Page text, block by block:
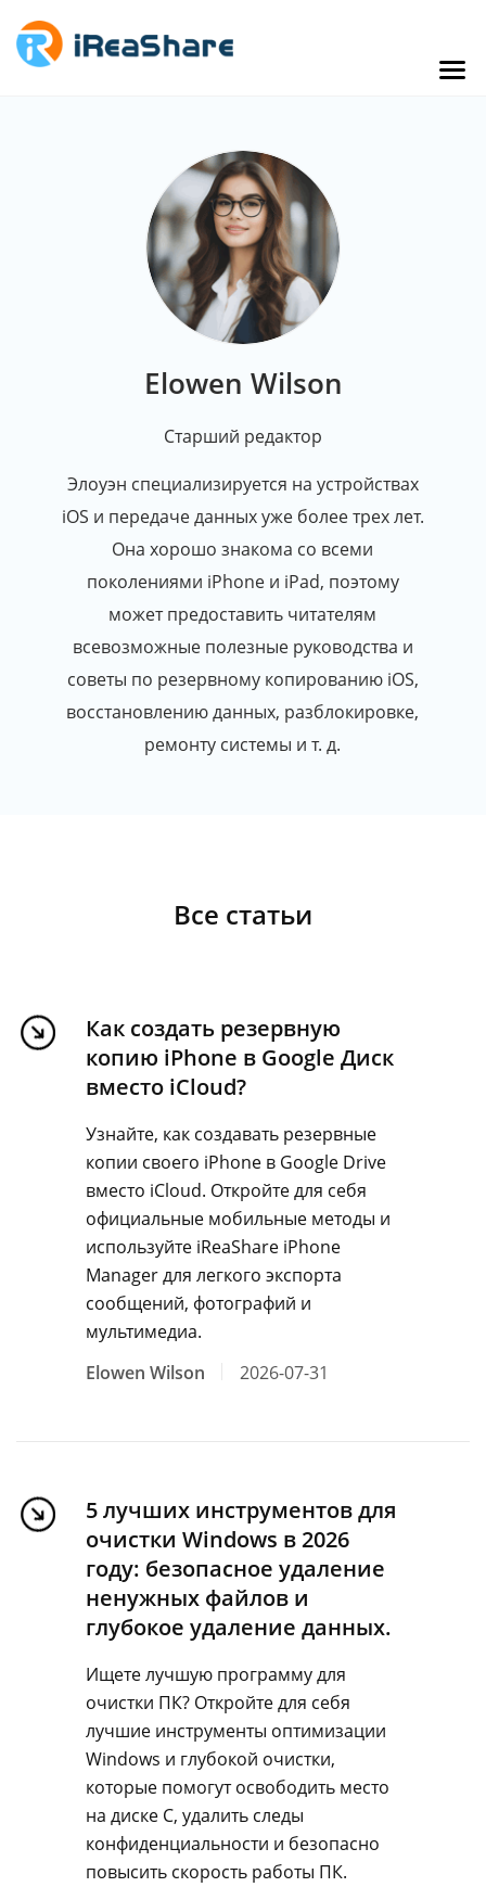
Elowen Wilson
Старший редактор
Элоуэн специализируется на устройствах
iOS и передаче данных уже более трех лет.
Она хорошо знакома со всеми
поколениями iPhone и iPad, поэтому
может предоставить читателям
всевозможные полезные руководства и
советы по резервному копированию iOS,
восстановлению данных, разблокировке,
ремонту системы и т. д.
Все статьи
Как создать резервную
копию iPhone в Google Диск
вместо iCloud?
Узнайте, как создавать резервные
копии своего iPhone в Google Drive
вместо iCloud. Откройте для себя
официальные мобильные методы и
используйте iReaShare iPhone
Manager для легкого экспорта
сообщений, фотографий и
мультимедиа.
Elowen Wilson
2026-07-31
5 лучших инструментов для
очистки Windows в 2026
году: безопасное удаление
ненужных файлов и
глубокое удаление данных.
Ищете лучшую программу для
очистки ПК? Откройте для себя
лучшие инструменты оптимизации
Windows и глубокой очистки,
которые помогут освободить место
на диске C, удалить следы
конфиденциальности и безопасно
повысить скорость работы ПК.